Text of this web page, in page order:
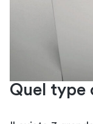
Quel type